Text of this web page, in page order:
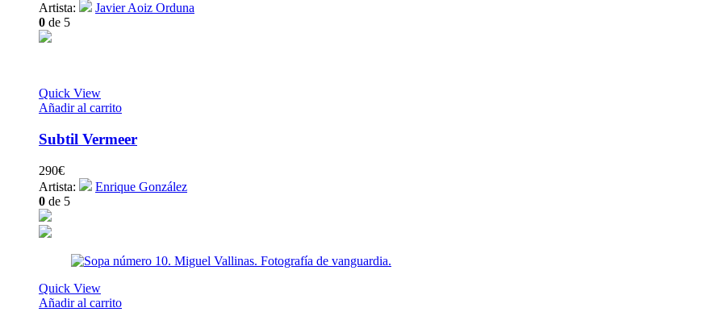
Artista:
Javier Aoiz Orduna
0 de 5
Quick View
Añadir al carrito
Subtil Vermeer
290€
Artista:
Enrique González
0 de 5
Quick View
Añadir al carrito